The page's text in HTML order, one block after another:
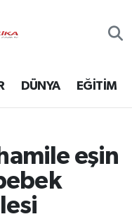
DÜNYA EĞİTİM
eşin